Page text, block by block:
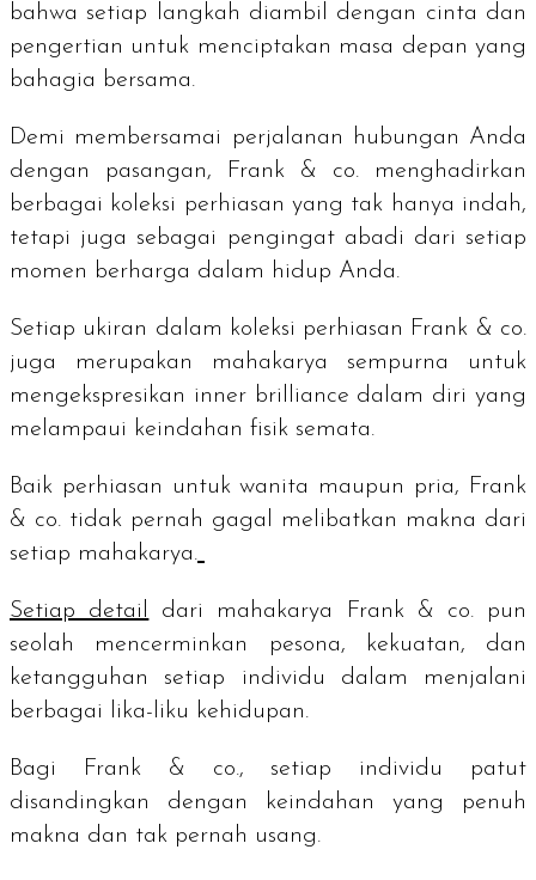
bahwa setiap langkah diambil dengan cinta dan
pengertian untuk menciptakan masa depan yang
bahagia bersama.
Demi membersamai perjalanan hubungan Anda
dengan pasangan, Frank & co. menghadirkan
berbagai koleksi perhiasan yang tak hanya indah,
tetapi juga sebagai pengingat abadi dari setiap
momen berharga dalam hidup Anda.
Setiap ukiran dalam koleksi perhiasan Frank & co.
juga merupakan mahakarya sempurna untuk
mengekspresikan inner brilliance dalam diri yang
melampaui keindahan fisik semata.
Baik perhiasan untuk wanita maupun pria, Frank
& co. tidak pernah gagal melibatkan makna dari
setiap mahakarya.
Setiap detail
dari mahakarya Frank & co. pun
seolah mencerminkan pesona, kekuatan, dan
ketangguhan setiap individu dalam menjalani
berbagai lika-liku kehidupan.
Bagi Frank & co., setiap individu patut
disandingkan dengan keindahan yang penuh
makna dan tak pernah usang.